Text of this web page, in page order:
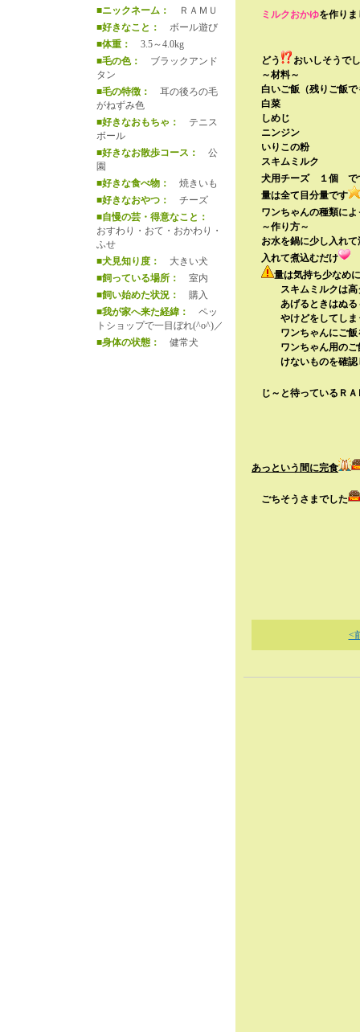
■ニックネーム：
ＲＡＭＵ
■好きなこと： ボール遊び
■体重： 3.5～4.0kg
■毛の色： ブラックアンド
タン
■毛の特徴： 耳の後ろの毛
がねずみ色
■好きなおもちゃ： テニス
ボール
■好きなお散歩コース： 公
園
■好きな食べ物： 焼きいも
■好きなおやつ： チーズ
■自慢の芸・得意なこと：
おすわり・おて・おかわり・
ふせ
■犬見知り度： 大きい犬
■飼っている場所： 室内
■飼い始めた状況： 購入
■我が家へ来た経緯： ペッ
トショップで一目ぼれ(^o^)／
■身体の状態： 健常犬
ミルクおかゆを作りま
どう
おいしそうで
～材料～
白いご飯（残りご飯で
白菜
しめじ
ニンジン
いりこの粉
スキムミルク
犬用チーズ １個 で
量は全て目分量です
ワンちゃんの種類によ
～作り方～
お水を鍋に少し入れて
入れて煮込むだけ
量は気持ち少なめ
スキムミルクは高タ
あげるときはぬる～
やけどをしてしま
ワンちゃんにご飯
ワンちゃん用のご飯
けないものを確認し
じ～と待っているＲＡ
あっという間に完食
ごちそうさまでした
<